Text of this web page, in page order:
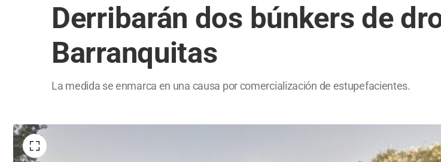
Derribarán dos búnkers de
Barranquitas
La medida se enmarca en una causa por comercialización de estupefacientes.